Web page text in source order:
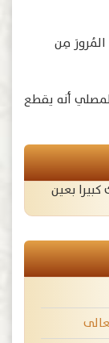
المُرورَ مِن
أنه يقطع
بعين